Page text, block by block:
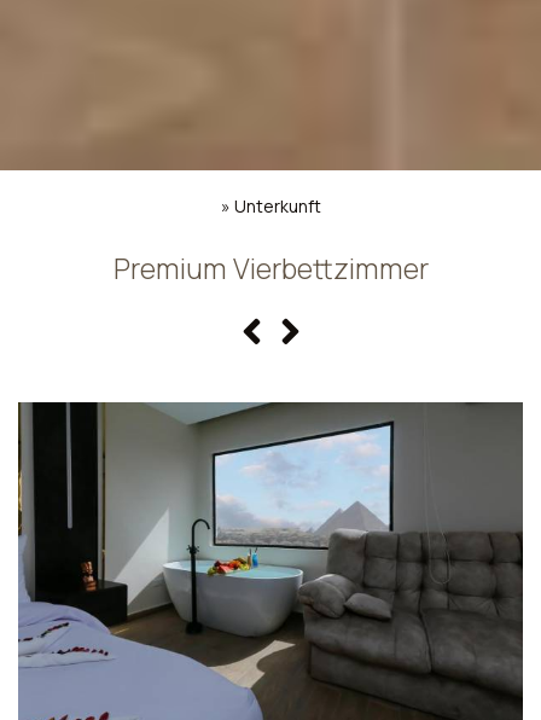
» Unterkunft
Premium Vierbettzimmer